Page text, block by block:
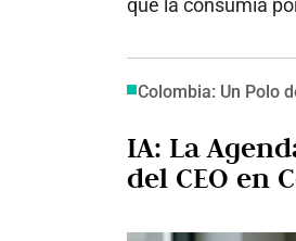
que la consumía
Colombia: Un Polo
IA: La
del CEO en